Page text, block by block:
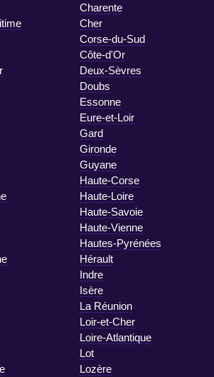
Charente
Cher
Corse-du-Sud
Côte-d'Or
Deux-Sèvres
Doubs
Essonne
Eure-et-Loir
Gard
Gironde
Guyane
Haute-Corse
Haute-Loire
Haute-Savoie
Haute-Vienne
Hautes-Pyrénées
Hérault
Indre
Isère
La Réunion
Loir-et-Cher
Loire-Atlantique
Lot
Lozère